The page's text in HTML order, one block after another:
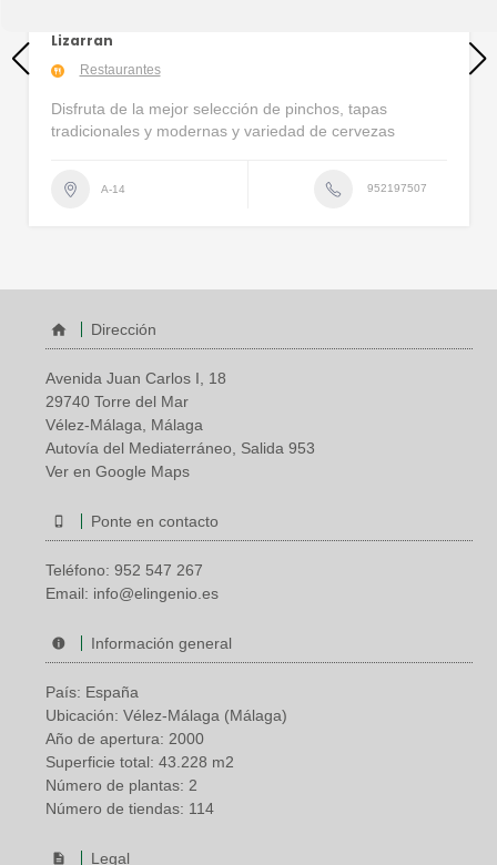
Lizarran
Restaurantes
Disfruta de la mejor selección de pinchos, tapas
tradicionales y modernas y variedad de cervezas
A-14 952197507
Dirección
Avenida Juan Carlos I, 18
29740 Torre del Mar
Vélez-Málaga, Málaga
Autovía del Mediaterráneo, Salida 953
Ver en Google Maps
Ponte en contacto
Teléfono: 952 547 267
Email: info@elingenio.es
Información general
País: España
Ubicación: Vélez-Málaga (Málaga)
Año de apertura: 2000
Superficie total: 43.228 m2
Número de plantas: 2
Número de tiendas: 114
Legal